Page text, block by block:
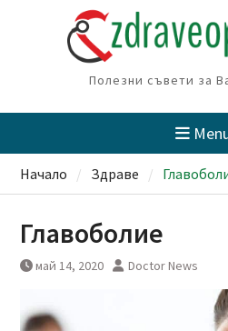
Полезни съвети за
Начало Здраве
Главоболие
май 14, 2020 Doctor News